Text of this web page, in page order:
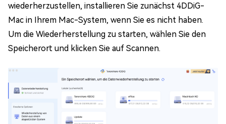
wiederherzustellen, installieren Sie zunächst 4DDiG-
Mac in Ihrem Mac-System, wenn Sie es nicht haben.
Um die Wiederherstellung zu starten, wählen Sie den
Speicherort und klicken Sie auf Scannen.